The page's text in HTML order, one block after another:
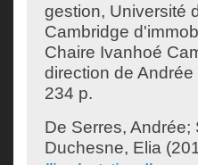
gestion, Université
Cambridge
Chaire Ivanhoé
direction de
234 p.
De Serres, Andrée;
Duchesne, Elia